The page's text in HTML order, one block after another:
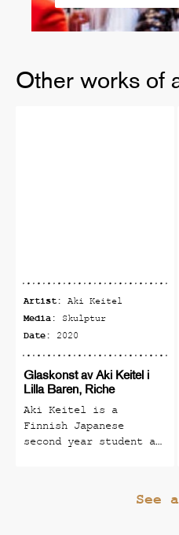
Other works of
Artist: Aki Keitel
Media: Skulptur
Date: 2020
Glaskonst av Aki Keitel i
Lilla Baren, Riche
Aki Keitel is a
Finnish Japanese
second year student at
See